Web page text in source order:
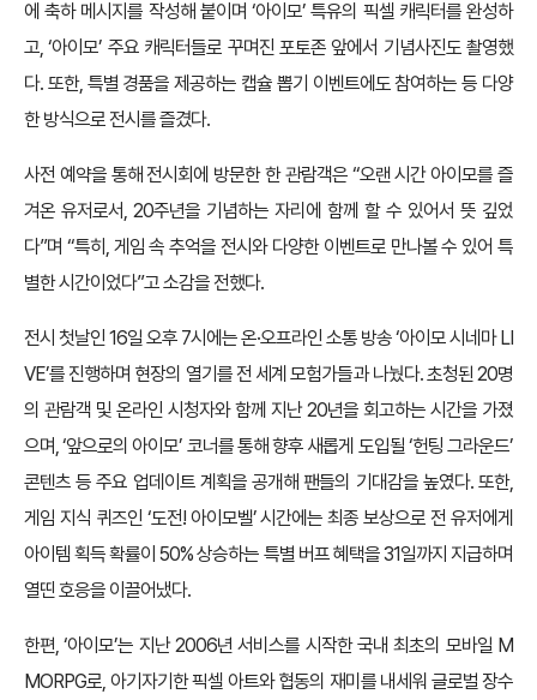
에 축하 메시지를 작성해 붙이며 ‘아이모’ 특유의 픽셀 캐릭터를 완성하
고, ‘아이모’ 주요 캐릭터들로 꾸며진 포토존 앞에서 기념사진도 촬영했
다. 또한, 특별 경품을 제공하는 캡슐 뽑기 이벤트에도 참여하는 등 다양
한 방식으로 전시를 즐겼다.
사전 예약을 통해 전시회에 방문한 한 관람객은 “오랜 시간 아이모를 즐
겨온 유저로서, 20주년을 기념하는 자리에 함께 할 수 있어서 뜻 깊었
다”며 “특히, 게임 속 추억을 전시와 다양한 이벤트로 만나볼 수 있어 특
별한 시간이었다”고 소감을 전했다.
전시 첫날인 16일 오후 7시에는 온·오프라인 소통 방송 ‘아이모 시네마 LI
VE’를 진행하며 현장의 열기를 전 세계 모험가들과 나눴다. 초청된 20명
의 관람객 및 온라인 시청자와 함께 지난 20년을 회고하는 시간을 가졌
으며, ‘앞으로의 아이모’ 코너를 통해 향후 새롭게 도입될 ‘헌팅 그라운드’
콘텐츠 등 주요 업데이트 계획을 공개해 팬들의 기대감을 높였다. 또한,
게임 지식 퀴즈인 ‘도전! 아이모벨’ 시간에는 최종 보상으로 전 유저에게
아이템 획득 확률이 50% 상승하는 특별 버프 혜택을 31일까지 지급하며
열띤 호응을 이끌어냈다.
한편, ‘아이모’는 지난 2006년 서비스를 시작한 국내 최초의 모바일 M
MORPG로, 아기자기한 픽셀 아트와 협동의 재미를 내세워 글로벌 장수